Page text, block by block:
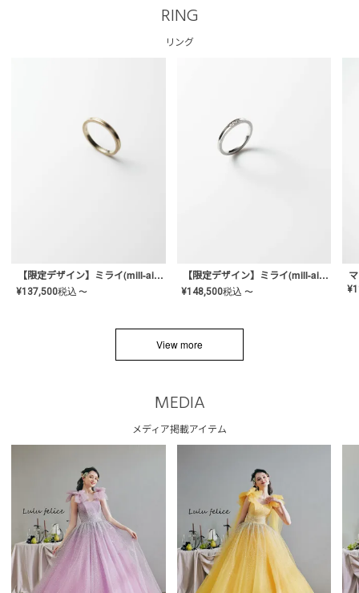
RING
リング
【限定デザイン】ミライ(mill-ai)リング
¥137,500税込 〜
【限定デザイン】ミライ(mill-ai)リング
¥148,500税込 〜 ¥
View more
MEDIA
メディア掲載アイテム